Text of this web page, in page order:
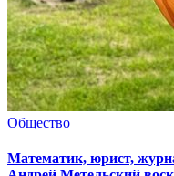
Общество
Математик, юрист,